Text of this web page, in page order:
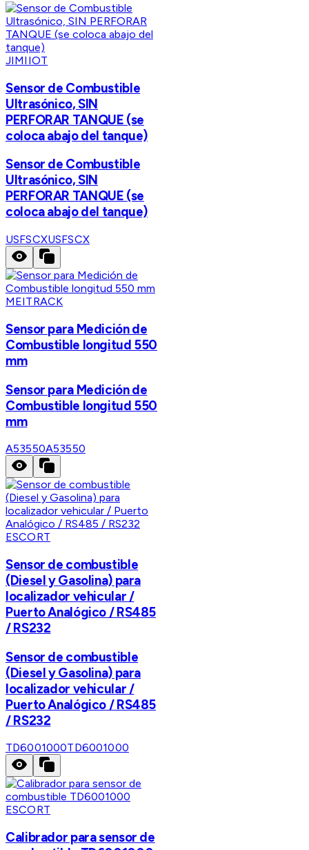
JIMIIOT
Sensor de Combustible
Ultrasónico, SIN
PERFORAR TANQUE (se
coloca abajo del tanque)
Sensor de Combustible
Ultrasónico, SIN
PERFORAR TANQUE (se
coloca abajo del tanque)
USFSCXUSFSCX
MEITRACK
Sensor para Medición de
Combustible longitud 550
mm
Sensor para Medición de
Combustible longitud 550
mm
A53550A53550
ESCORT
Sensor de combustible
(Diesel y Gasolina) para
localizador vehicular /
Puerto Analógico / RS485
/ RS232
Sensor de combustible
(Diesel y Gasolina) para
localizador vehicular /
Puerto Analógico / RS485
/ RS232
TD6001000TD6001000
ESCORT
Calibrador para sensor de